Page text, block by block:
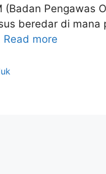
(Badan Pengawas
beredar di mana
Read more